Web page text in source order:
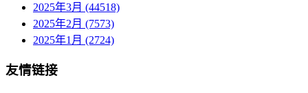
2025年3月 (44518)
2025年2月 (7573)
2025年1月 (2724)
友情链接